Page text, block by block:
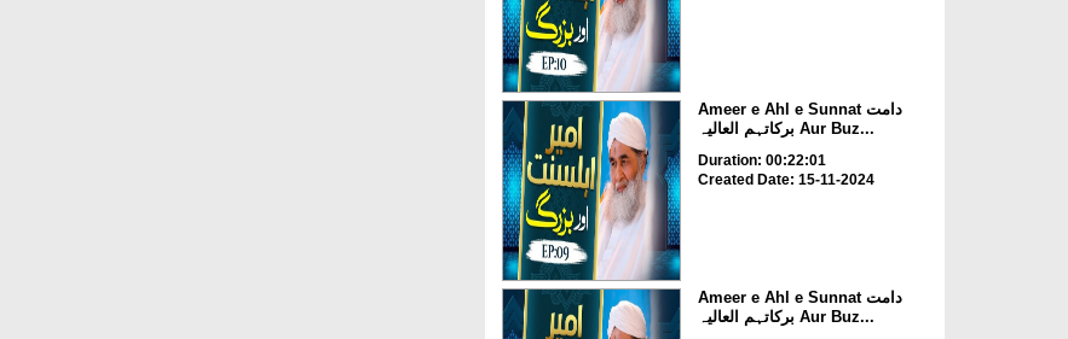
Ameer e Ahl e Sunnat دامت
برکاتہم العالیہ Aur Buz...
Duration: 00:22:01
Created Date: 15-11-2024
Ameer e Ahl e Sunnat دامت
برکاتہم العالیہ Aur Buz...